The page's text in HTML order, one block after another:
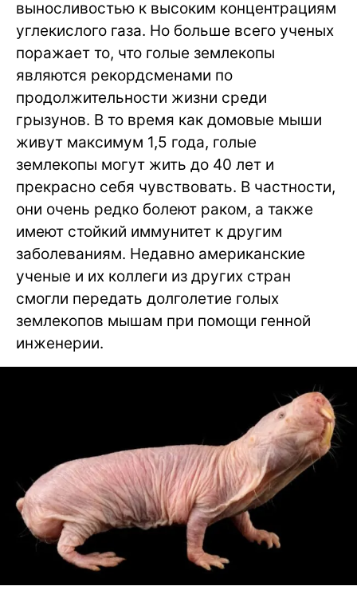
выносливостью к высоким концентрациям
углекислого газа. Но больше всего ученых
поражает то, что голые землекопы
являются рекордсменами по
продолжительности жизни среди
грызунов. В то время как домовые мыши
живут максимум 1,5 года, голые
землекопы могут жить до 40 лет и
прекрасно себя чувствовать. В частности,
они очень редко болеют раком, а также
имеют стойкий иммунитет к другим
заболеваниям. Недавно американские
ученые и их коллеги из других стран
смогли передать долголетие голых
землекопов мышам при помощи генной
инженерии.